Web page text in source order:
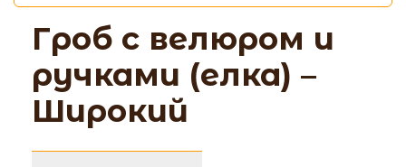
Гроб с велюром и
ручками (елка) –
Широкий